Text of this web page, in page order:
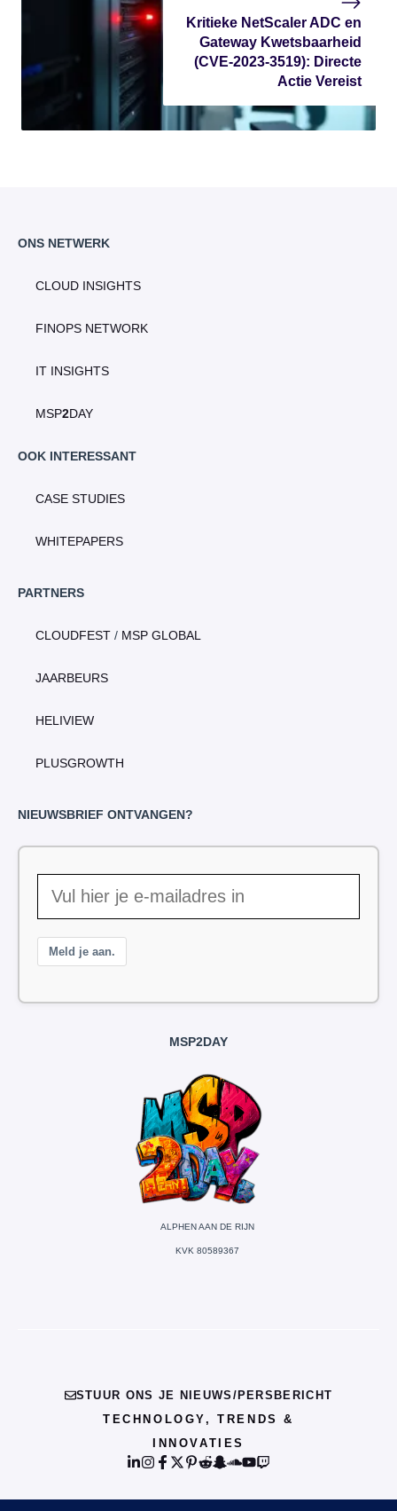
Kritieke NetScaler ADC en
Gateway Kwetsbaarheid
(CVE-2023-3519): Directe
Actie Vereist
ONS NETWERK
CLOUD INSIGHTS
FINOPS NETWORK
IT INSIGHTS
MSP2DAY
OOK INTERESSANT
CASE STUDIES
WHITEPAPERS
PARTNERS
CLOUDFEST / MSP GLOBAL
JAARBEURS
HELIVIEW
PLUSGROWTH
NIEUWSBRIEF ONTVANGEN?
Meld je aan.
MSP2DAY
ALPHEN AAN DE RIJN
KVK 80589367
STUUR ONS JE NIEUWS/PERSBERICHT
TECHNOLOGY, TRENDS &
INNOVATIES